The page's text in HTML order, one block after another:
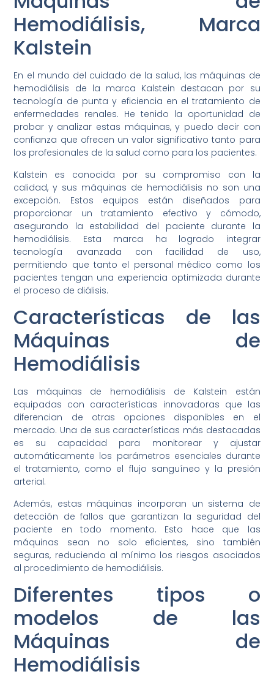
Hemodiálisis, Marca
Kalstein
En el mundo del cuidado de la salud, las máquinas de
hemodiálisis de la marca Kalstein destacan por su
tecnología de punta y eficiencia en el tratamiento de
enfermedades renales. He tenido la oportunidad de
probar y analizar estas máquinas, y puedo decir con
confianza que ofrecen un valor significativo tanto para
los profesionales de la salud como para los pacientes.
Kalstein es conocida por su compromiso con la
calidad, y sus máquinas de hemodiálisis no son una
excepción. Estos equipos están diseñados para
proporcionar un tratamiento efectivo y cómodo,
asegurando la estabilidad del paciente durante la
hemodiálisis. Esta marca ha logrado integrar
tecnología avanzada con facilidad de uso,
permitiendo que tanto el personal médico como los
pacientes tengan una experiencia optimizada durante
el proceso de diálisis.
Características de las
Máquinas de
Hemodiálisis
Las máquinas de hemodiálisis de Kalstein están
equipadas con características innovadoras que las
diferencian de otras opciones disponibles en el
mercado. Una de sus características más destacadas
es su capacidad para monitorear y ajustar
automáticamente los parámetros esenciales durante
el tratamiento, como el flujo sanguíneo y la presión
arterial.
Además, estas máquinas incorporan un sistema de
detección de fallos que garantizan la seguridad del
paciente en todo momento. Esto hace que las
máquinas sean no solo eficientes, sino también
seguras, reduciendo al mínimo los riesgos asociados
al procedimiento de hemodiálisis.
Diferentes tipos o
modelos de las
Máquinas de
Hemodiálisis